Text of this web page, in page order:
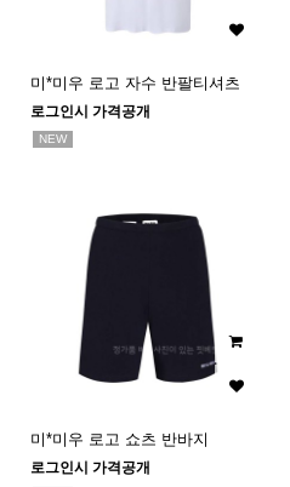
미*미우 로고 자수 반팔티셔츠
로그인시 가격공개
NEW
미*미우 로고 쇼츠 반바지
로그인시 가격공개